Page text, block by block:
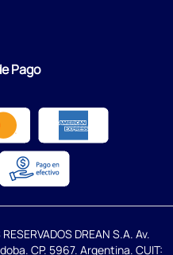
Pago
DREAN S.A. Av.
CP. 5967. Argentina. CUIT: